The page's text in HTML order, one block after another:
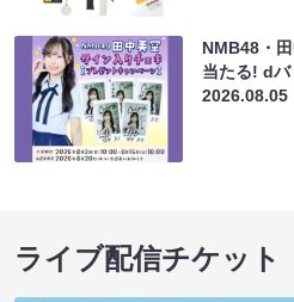
NMB48・
当たる! dバ
2026.08.05
ライブ配信チケット